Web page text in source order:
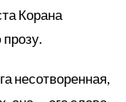
Корана
несотворенная,